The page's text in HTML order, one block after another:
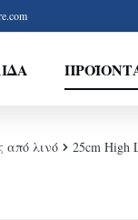
από λινό 25cm High